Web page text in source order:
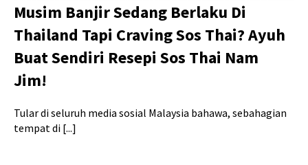
Musim Banjir Sedang Berlaku Di
Thailand Tapi Craving Sos Thai? Ayuh
Buat Sendiri Resepi Sos Thai Nam
Jim!
Tular di seluruh media sosial Malaysia bahawa, sebahagian
tempat di [...]